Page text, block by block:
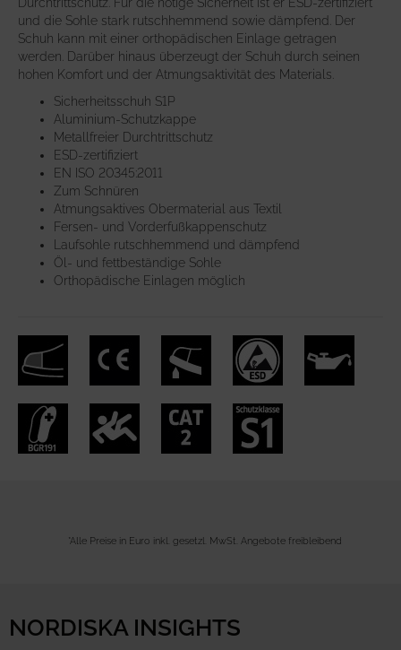
und die Sohle stark rutschhemmend sowie dämpfend. Der
Schuh kann mit einer orthopädischen Einlage getragen
werden. Darüber hinaus überzeugt der Schuh durch seinen
hohen Komfort und der Atmungsaktivität des Materials.
Sicherheitsschuh S1P
Aluminium-Schutzkappe
Metallfreier Durchtrittschutz
ESD-zertifiziert
EN ISO 20345:2011
Zum Schnüren
Atmungsaktives Obermaterial aus Textil
Fersen- und Vorderfußkappenschutz
Laufsohle rutschhemmend und dämpfend
Öl- und fettbeständige Sohle
Orthopädische Einlagen möglich
*Alle Preise in Euro inkl. gesetzl. MwSt. Angebote freibleibend
NORDISKA INSIGHTS